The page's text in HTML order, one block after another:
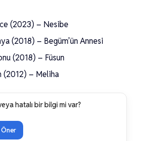
(2023) – Nesibe
(2018) – Begüm’ün Annesi
(2018) – Füsun
(2012) – Meliha
hatalı bir bilgi mi var?